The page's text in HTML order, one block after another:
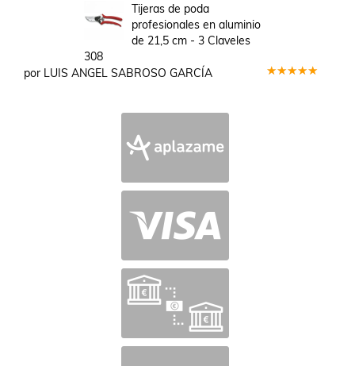
Tijeras de poda
profesionales en aluminio
de 21,5 cm - 3 Claveles
308
por LUIS ANGEL SABROSO GARCÍA